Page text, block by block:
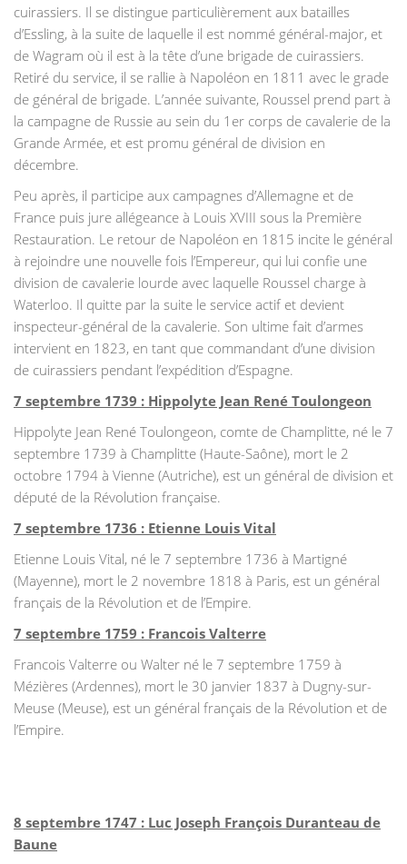
cuirassiers. Il se distingue particulièrement aux batailles
d’Essling, à la suite de laquelle il est nommé général-major, et
de Wagram où il est à la tête d’une brigade de cuirassiers.
Retiré du service, il se rallie à Napoléon en 1811 avec le grade
de général de brigade. L’année suivante, Roussel prend part à
la campagne de Russie au sein du 1er corps de cavalerie de la
Grande Armée, et est promu général de division en
décembre.
Peu après, il participe aux campagnes d’Allemagne et de
France puis jure allégeance à Louis XVIII sous la Première
Restauration. Le retour de Napoléon en 1815 incite le général
à rejoindre une nouvelle fois l’Empereur, qui lui confie une
division de cavalerie lourde avec laquelle Roussel charge à
Waterloo. Il quitte par la suite le service actif et devient
inspecteur-général de la cavalerie. Son ultime fait d’armes
intervient en 1823, en tant que commandant d’une division
de cuirassiers pendant l’expédition d’Espagne.
7 septembre 1739 : Hippolyte Jean René Toulongeon
Hippolyte Jean René Toulongeon, comte de Champlitte, né le 7
septembre 1739 à Champlitte (Haute-Saône), mort le 2
octobre 1794 à Vienne (Autriche), est un général de division et
député de la Révolution française.
7 septembre 1736 : Etienne Louis Vital
Etienne Louis Vital, né le 7 septembre 1736 à Martigné
(Mayenne), mort le 2 novembre 1818 à Paris, est un général
français de la Révolution et de l’Empire.
7 septembre 1759 : Francois Valterre
Francois Valterre ou Walter né le 7 septembre 1759 à
Mézières (Ardennes), mort le 30 janvier 1837 à Dugny-sur-
Meuse (Meuse), est un général français de la Révolution et de
l’Empire.
8 septembre 1747 : Luc Joseph François Duranteau de
Baune